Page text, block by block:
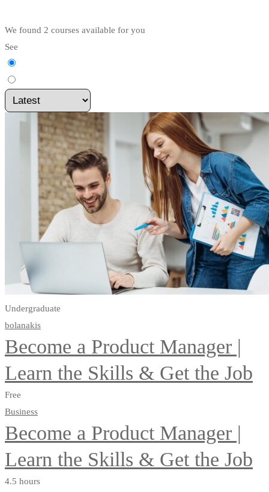
We found 2 courses available for you
See
Undergraduate
bolanakis
Become a Product Manager |
Learn the Skills & Get the Job
Free
Business
Become a Product Manager |
Learn the Skills & Get the Job
4.5 hours